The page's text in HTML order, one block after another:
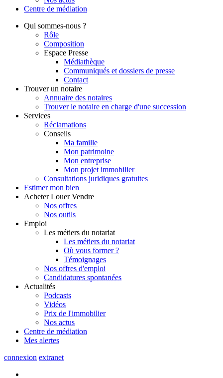
Centre de médiation
Qui sommes-nous ?
Rôle
Composition
Espace Presse
Médiathèque
Communiqués et dossiers de presse
Contact
Trouver un notaire
Annuaire des notaires
Trouver le notaire en charge d'une succession
Services
Réclamations
Conseils
Ma famille
Mon patrimoine
Mon entreprise
Mon projet immobilier
Consultations juridiques gratuites
Estimer mon bien
Acheter Louer Vendre
Nos offres
Nos outils
Emploi
Les métiers du notariat
Les métiers du notariat
Où vous former ?
Témoignages
Nos offres d'emploi
Candidatures spontanées
Actualités
Podcasts
Vidéos
Prix de l'immobilier
Nos actus
Centre de médiation
Mes alertes
connexion extranet